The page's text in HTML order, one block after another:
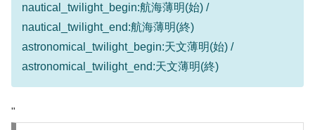
nautical_twilight_begin:航海薄明(始) /
nautical_twilight_end:航海薄明(終)
astronomical_twilight_begin:天文薄明(始) /
astronomical_twilight_end:天文薄明(終)
"